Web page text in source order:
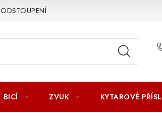
ODSTOUPENÍ OD SMLOUVY ZÁSADY
BICÍ ZVUK KYTAROVÉ